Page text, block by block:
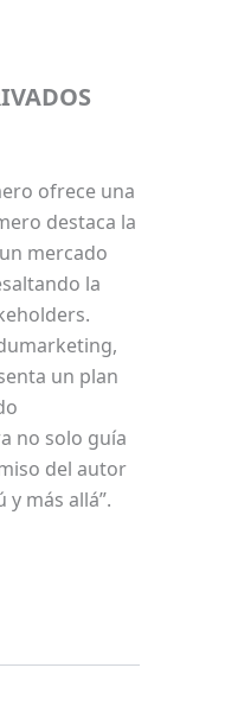
ofrece una
destaca la
mercado
la
un plan
no solo guía
del autor
más allá”.